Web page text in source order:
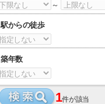
～
駅からの徒歩
築年数
1件が該当